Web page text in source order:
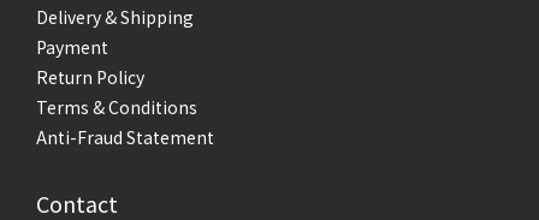
Delivery & Shipping
Payment
Return Policy
Terms & Conditions
Anti-Fraud Statement
Contact